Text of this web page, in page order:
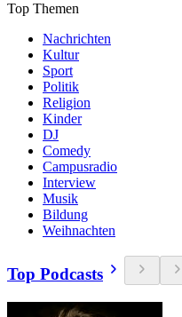
Top Themen
Nachrichten
Kultur
Sport
Politik
Religion
Kinder
DJ
Comedy
Campusradio
Interview
Musik
Bildung
Weihnachten
Top Podcasts